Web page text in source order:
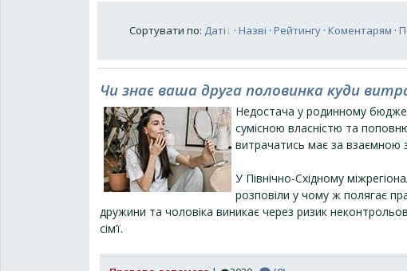
Сортувати по: Даті · Назві · Рейтингу · Коментарям ·
Чи знає ваша друга половинка куди
Недостача у родинному
сумісною власністю та
витрачатись має за взаємною
У Північно-Східному
розповіли у чому ж полягає
дружини та чоловіка виникає через ризик
сім’ї.